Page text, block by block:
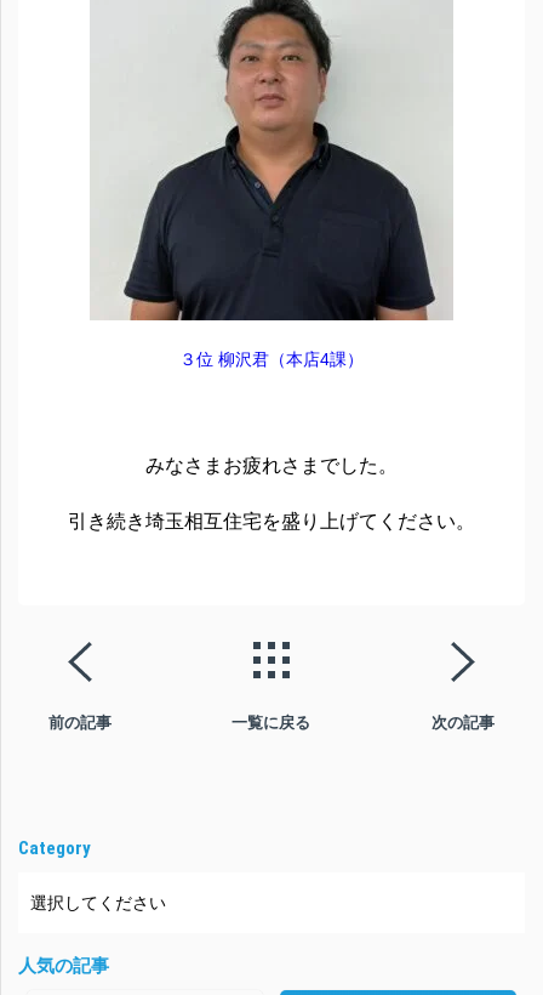
３位 柳沢君（本店4課）
みなさまお疲れさまでした。
引き続き埼玉相互住宅を盛り上げてください。
前の記事 一覧に戻る 次の記事
Category
人気の記事